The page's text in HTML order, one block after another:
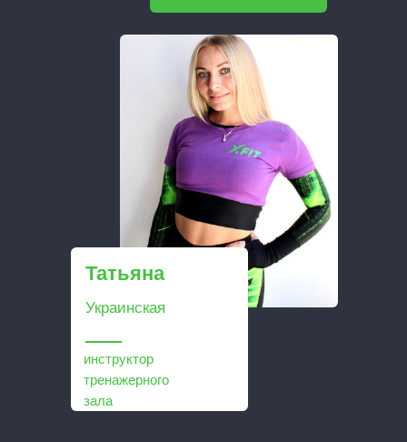
Украинская
Татьяна
инструктор
тренажерного
зала